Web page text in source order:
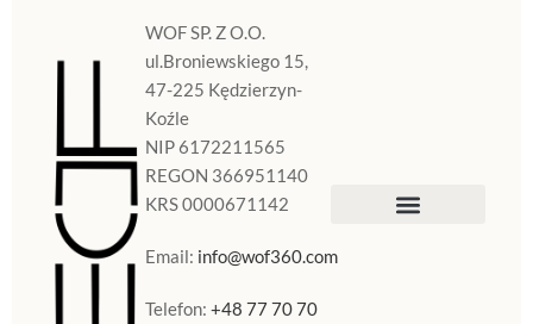
WOF SP. Z O.O.
ul.Broniewskiego 15,
47-225 Kędzierzyn-
Koźle
NIP 6172211565
REGON 366951140
KRS 0000671142
Email: info@wof360.com
Telefon:+48 77 70 70